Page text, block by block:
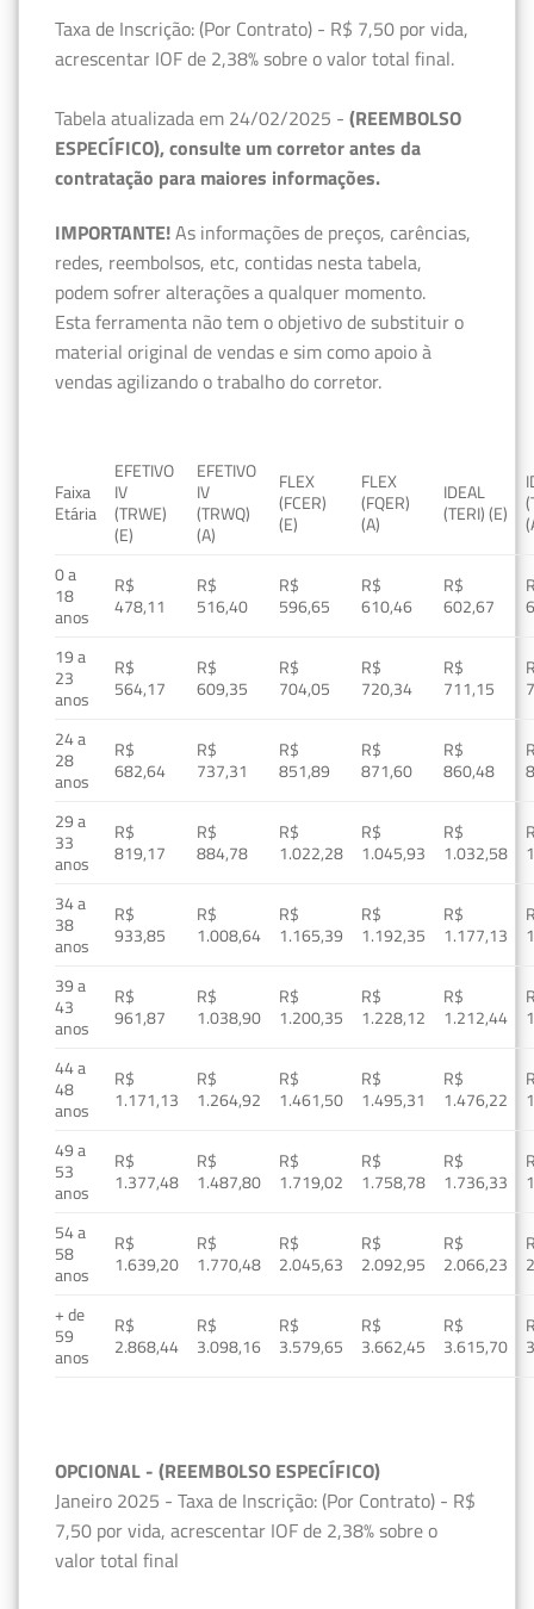
Taxa de Inscrição: (Por Contrato) - R$ 7,50 por vida,
acrescentar IOF de 2,38% sobre o valor total final.
Tabela atualizada em 24/02/2025 - (REEMBOLSO
ESPECÍFICO), consulte um corretor antes da
contratação para maiores informações.
IMPORTANTE!As informações de preços, carências,
redes, reembolsos, etc, contidas nesta tabela,
podem sofrer alterações a qualquer momento.
Esta ferramenta não tem o objetivo de substituir o
material original de vendas e sim como apoio à
vendas agilizando o trabalho do corretor.
Faixa
Etária
EFETIVO
IV
(TRWE)
(E)
EFETIVO
IV
(TRWQ)
(A)
FLEX
(FCER)
(E)
FLEX
(FQER)
(A)
IDEAL
(TERI) (E)
0 a
18
anos
R$
478,11
R$
516,40
R$
596,65
R$
610,46
R$
602,67
19 a
23
anos
R$
564,17
R$
609,35
R$
704,05
R$
720,34
R$
711,15
24 a
28
anos
R$
682,64
R$
737,31
R$
851,89
R$
871,60
R$
860,48
29 a
33
anos
R$
819,17
R$
884,78
R$
1.022,28
R$
1.045,93
R$
1.032,58
34 a
38
anos
R$
933,85
R$
1.008,64
R$
1.165,39
R$
1.192,35
R$
1.177,13
39 a
43
anos
R$
961,87
R$
1.038,90
R$
1.200,35
R$
1.228,12
R$
1.212,44
44 a
48
anos
R$
1.171,13
R$
1.264,92
R$
1.461,50
R$
1.495,31
R$
1.476,22
49 a
53
anos
R$
1.377,48
R$
1.487,80
R$
1.719,02
R$
1.758,78
R$
1.736,33
54 a
58
anos
R$
1.639,20
R$
1.770,48
R$
2.045,63
R$
2.092,95
R$
2.066,23
+ de
59
anos
R$
2.868,44
R$
3.098,16
R$
3.579,65
R$
3.662,45
R$
3.615,70
OPCIONAL - (REEMBOLSO ESPECÍFICO)
Janeiro 2025 - Taxa de Inscrição: (Por Contrato) - R$
7,50 por vida, acrescentar IOF de 2,38% sobre o
valor total final